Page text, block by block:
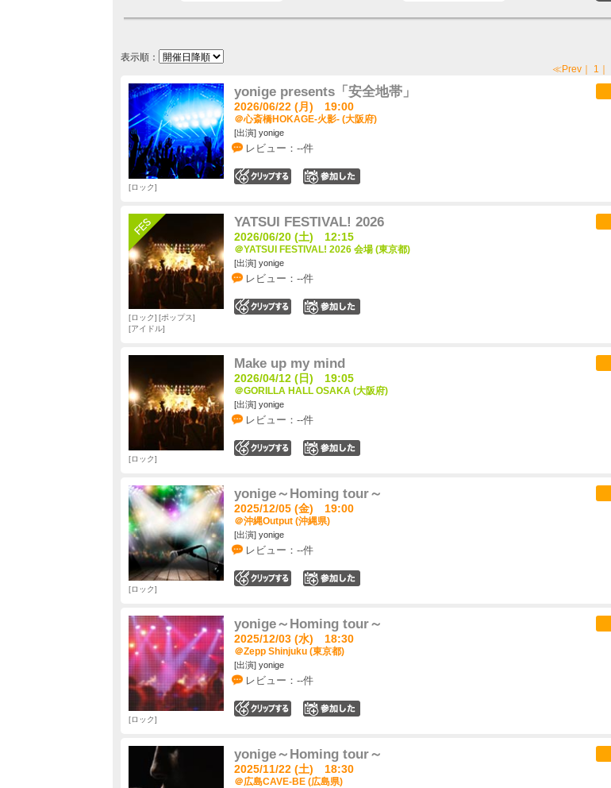
表示順：
≪Prev ｜ 1 ｜
yonige presents「安全地帯」
2026/06/22 (月) 19:00
＠心斎橋HOKAGE-火影- (大阪府)
[出演] yonige
レビュー：--件
ロック
YATSUI FESTIVAL! 2026
2026/06/20 (土) 12:15
＠YATSUI FESTIVAL! 2026 会場 (東京都)
[出演] yonige
レビュー：--件
ロック
ポップス
アイドル
Make up my mind
2026/04/12 (日) 19:05
＠GORILLA HALL OSAKA (大阪府)
[出演] yonige
レビュー：--件
ロック
yonige～Homing tour～
2025/12/05 (金) 19:00
＠沖縄Output (沖縄県)
[出演] yonige
レビュー：--件
ロック
yonige～Homing tour～
2025/12/03 (水) 18:30
＠Zepp Shinjuku (東京都)
[出演] yonige
レビュー：--件
ロック
yonige～Homing tour～
2025/11/22 (土) 18:30
＠広島CAVE-BE (広島県)